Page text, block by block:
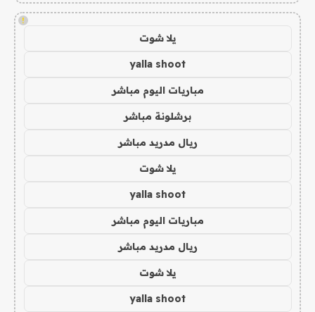
!
يلا شوت
yalla shoot
مباريات اليوم مباشر
برشلونة مباشر
ريال مدريد مباشر
يلا شوت
yalla shoot
مباريات اليوم مباشر
ريال مدريد مباشر
يلا شوت
yalla shoot